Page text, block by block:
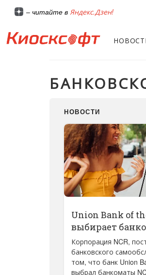
– читайте в Яндекс.Дзен!
НОВОСТИ
Union Bank of
выбирает
Корпорация NCR,
банковского
том, что банк Union
выбрал банкоматы